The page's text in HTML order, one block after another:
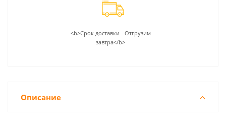
<b>Срок доставки - Отгрузим
завтра</b>
Описание